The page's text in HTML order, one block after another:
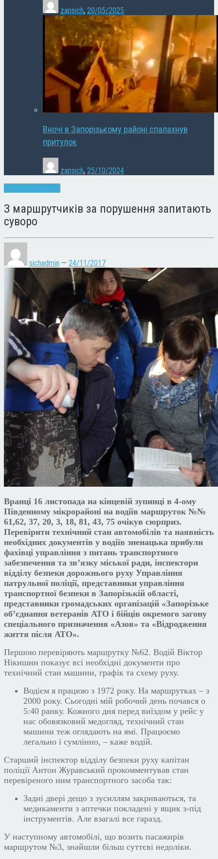
zapsich, 20/05/2025
Вночі в Запорізькому районі спалахнув
притулок
zapsich, 25/10/2024
З маршрутчиків за порушення запитають
суворо
sichadmin — 24/11/2017
Вранці 16 листопада на кінцевій зупинці в 4-ому
Південному мікрорайоні на водіїв маршруток №№
61,62, 37, 20, 3, 18, 81, 43, 75 очікув сюрприз.
Перевірити технічний стан автомобілів та наявність
необхідних документів у водіїв зненацька прибули
фахівці управління з питань транспортного
забезпечення та зв’язку міської ради, інспектори
відділу безпеки дорожнього руху Управління
патрульної поліції, представники управління
транспортної безпеки в Запорізькій області,
представники громадських організацій «Запорізьке
об’єднання ветеранів АТО і бійців окремого загону
спеціального призначення «Азов» та «Відродження
життя після АТО».
Першою перевіряють маршрутку №62. Водій Віктор
Нікишин показує всі необхідні документи про
технічний стан машини, графік та схему руху.
Водієм я працюю з 1972 року. На маршрутках – з
2000 року. Сьогодні мій робочий день почався о
5:40 ранку. Кожного дня перед виїздом у рейс у
нас обовязковий медогляд, технічний стан
машини теж оглядають на ямі. Працюємо
легально і сумлінно, – каже водій.
Старший інспектор відділу безпеки руху капітан
поліції Антон Журавський прокомментував стан
перевіреного ним транспортного засоба так:
Задні двері дещо з зусиллям закриваються, та
медикаменти з аптечки покладені у ящик з-під
інструментів. Але взагалі все гаразд.
У наступному автомобілі, що возить пасажирів
маршрутом №3, знайшли більш суттєві недоліки.